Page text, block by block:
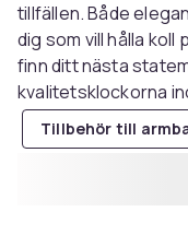
tillfällen. Både
dig som vill hålla koll
finn ditt nästa
kvalitetsklockorna
Tillbehör till